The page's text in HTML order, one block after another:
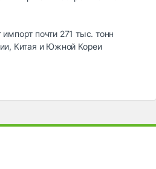
почти 271 тыс. тонн
Китая и Южной Кореи